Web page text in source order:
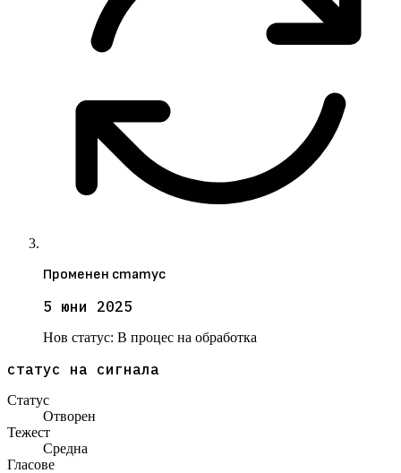
Променен статус
5 юни 2025
Нов статус: В процес на обработка
статус на сигнала
Статус
Отворен
Тежест
Средна
Гласове